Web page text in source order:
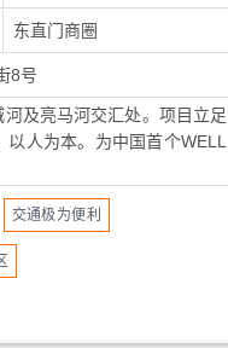
东直门商圈
8号
及亮马河交汇处。项目立足
以人为本。为中国首个WELL
交通极为便利